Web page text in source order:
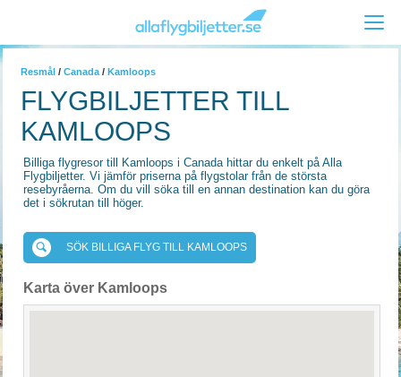
Resmål / Canada / Kamloops
FLYGBILJETTER TILL
KAMLOOPS
Billiga flygresor till Kamloops i Canada hittar du enkelt på Alla
Flygbiljetter. Vi jämför priserna på flygstolar från de största
resebyråerna. Om du vill söka till en annan destination kan du göra
det i sökrutan till höger.
SÖK BILLIGA FLYG TILL KAMLOOPS
Karta över Kamloops